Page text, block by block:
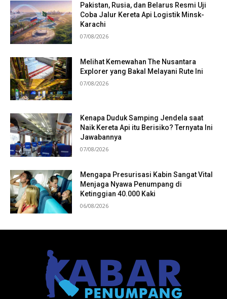
Pakistan, Rusia, dan Belarus Resmi Uji
Coba Jalur Kereta Api Logistik Minsk-
Karachi
07/08/2026
Melihat Kemewahan The Nusantara
Explorer yang Bakal Melayani Rute Ini
07/08/2026
Kenapa Duduk Samping Jendela saat
Naik Kereta Api itu Berisiko? Ternyata Ini
Jawabannya
07/08/2026
Mengapa Presurisasi Kabin Sangat Vital
Menjaga Nyawa Penumpang di
Ketinggian 40.000 Kaki
06/08/2026